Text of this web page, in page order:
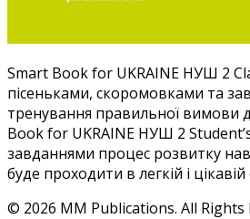
Smart Book for UKRAINE НУШ 2
пісеньками, скоромовками та
тренування правильної вимови
Book for UKRAINE НУШ 2
завданнями процес розвитку
буде проходити в легкій і
© 2026 MM Publications. All Rights